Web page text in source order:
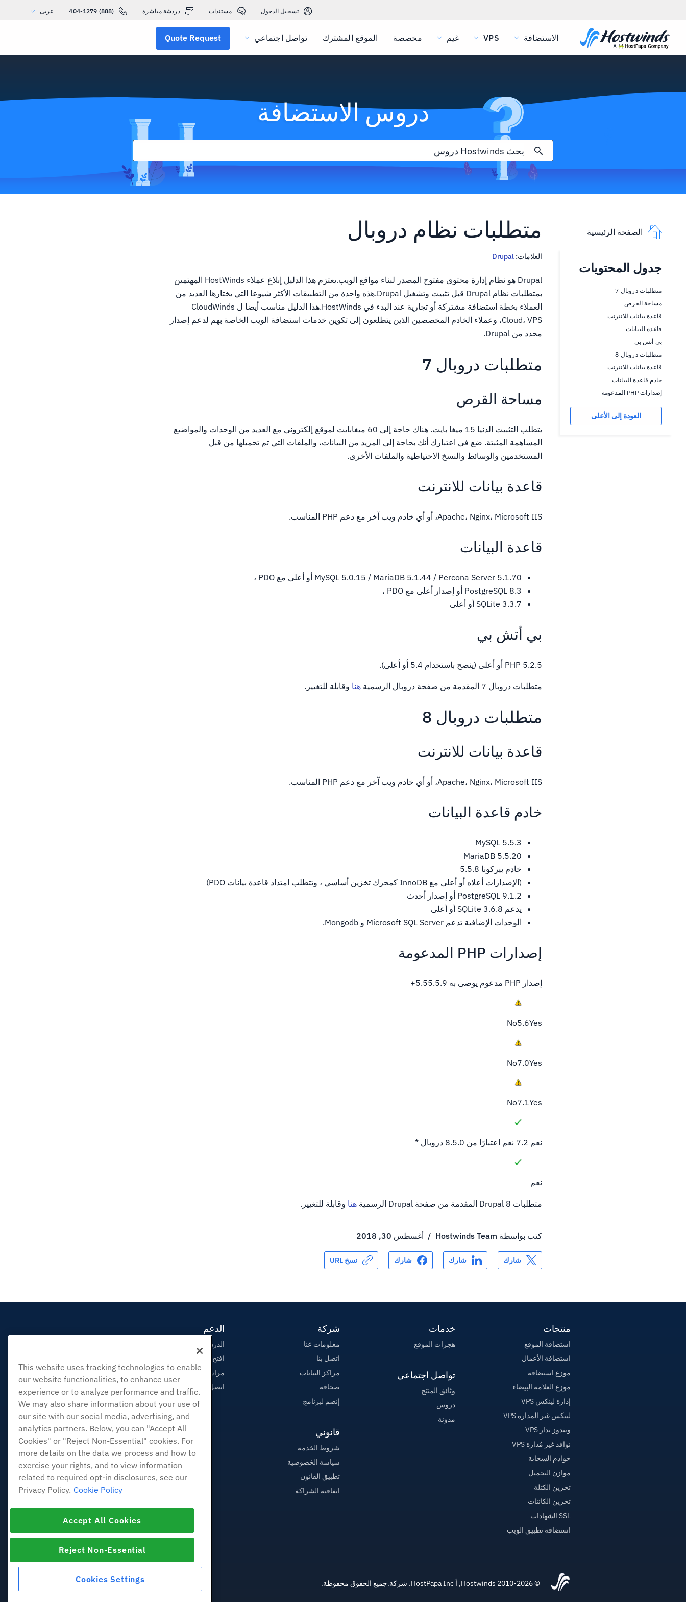
تسجيل الدخول مستندات دردشة مباشرة (888) 404-1279 عربى
الاستضافة VPS غيم مخصصة الموقع المشترك تواصل اجتماعي Quote Request
دروس الاستضافة
الصفحة الرئيسية
جدول المحتويات
متطلبات دروبال 7
مساحة القرص
قاعدة بيانات للانترنت
قاعدة البيانات
بي أتش بي
متطلبات دروبال 8
قاعدة بيانات للانترنت
خادم قاعدة البيانات
إصدارات PHP المدعومة
العودة إلى الأعلى
متطلبات نظام دروبال
العلامات: Drupal
Drupal هو نظام إدارة محتوى مفتوح المصدر لبناء مواقع الويب.يعتزم هذا الدليل إبلاغ عملاء HostWinds المهتمين
بمتطلبات نظام Drupal قبل تثبيت وتشغيل Drupal.هذه واحدة من التطبيقات الأكثر شيوعا التي يختارها العديد من
العملاء بخطة استضافة مشتركة أو تجارية عند البدء في HostWinds.هذا الدليل مناسب أيضا ل CloudWinds
Cloud، VPS، وعملاء الخادم المخصصين الذين يتطلعون إلى تكوين خدمات استضافة الويب الخاصة بهم لدعم إصدار
محدد من Drupal.
متطلبات دروبال 7
مساحة القرص
يتطلب التثبيت الدنيا 15 ميغا بايت. هناك حاجة إلى 60 ميغابايت لموقع إلكتروني مع العديد من الوحدات والمواضيع
المساهمة المثبتة. ضع في اعتبارك أنك بحاجة إلى المزيد من البيانات، والملفات التي تم تحميلها من قبل
المستخدمين والوسائط والنسخ الاحتياطية والملفات الأخرى.
قاعدة بيانات للانترنت
Apache، Nginx، Microsoft IIS، أو أي خادم ويب آخر مع دعم PHP المناسب.
قاعدة البيانات
MySQL 5.0.15 / MariaDB 5.1.44 / Percona Server 5.1.70 أو أعلى مع PDO ،
PostgreSQL 8.3 أو إصدار أعلى مع PDO ،
SQLite 3.3.7 أو أعلى
بي أتش بي
PHP 5.2.5 أو أعلى (ينصح باستخدام 5.4 أو أعلى).
متطلبات دروبال 7 المقدمة من صفحة دروبال الرسمية هنا وقابلة للتغيير.
متطلبات دروبال 8
قاعدة بيانات للانترنت
Apache، Nginx، Microsoft IIS، أو أي خادم ويب آخر مع دعم PHP المناسب.
خادم قاعدة البيانات
MySQL 5.5.3
MariaDB 5.5.20
خادم بيركونا 5.5.8
(الإصدارات أعلاه أو أعلى مع InnoDB كمحرك تخزين أساسي ، وتتطلب امتداد قاعدة بيانات PDO)
PostgreSQL 9.1.2 أو إصدار أحدث
يدعم SQLite 3.6.8 أو أعلى
الوحدات الإضافية تدعم Microsoft SQL Server و Mongodb.
إصدارات PHP المدعومة
إصدار PHP مدعوم يوصى به 5.55.5.9+
No5.6Yes
No7.0Yes
No7.1Yes
نعم 7.2 نعم اعتبارًا من 8.5.0 دروبال *
نعم
متطلبات Drupal 8 المقدمة من صفحة Drupal الرسمية هنا وقابلة للتغيير.
كتب بواسطة Hostwinds Team
/ أغسطس 30, 2018
شارك شارك شارك نسخ URL
منتجات
استضافة الموقع
استضافة الأعمال
موزع استضافة
موزع العلامة البيضاء
إدارة لينكس VPS
لينكس غير المدارة VPS
ويندوز تدار VPS
نوافذ غير مُدارة VPS
خوادم السحابة
موازن التحميل
تخزين الكتلة
تخزين الكائنات
SSL الشهادات
استضافة تطبيق الويب
خدمات
هجرات الموقع
تواصل اجتماعي
وثائق المنتج
دروس
مدونة
شركة
معلومات عنا
اتصل بنا
مراكز البيانات
صحافة
إنضم لبرنامج
قانوني
شروط الخدمة
سياسة الخصوصية
تطبيق القانون
اتفاقية الشراكة
الدعم
الدردشة الحية معنا
افتح تذكرة الدعم
مراسلتنا على البريد الاليكتروني
اتصل بنا (888) 404-1279
© 2010-2026 Hostwinds, أ HostPapa Inc. شركة.جميع الحقوق محفوظة.
This website uses tracking technologies to enable
our website functionalities, to enhance user
experience or to analyze performance and traffic.
We may also share information about your use of
our site with our social media, advertising, and
analytics partners. Below, you can "Accept All
Cookies" or "Reject Non-Essential" cookies. For
more details on the data we process and how to
exercise your rights, and to view information
related to required opt-in disclosures, see our
Privacy Policy. Cookie Policy
Accept All Cookies
Reject Non-Essential
Cookies Settings